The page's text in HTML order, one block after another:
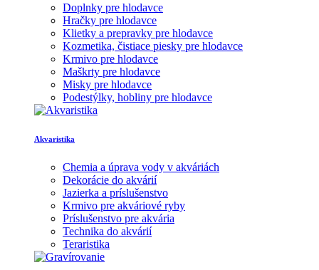
Doplnky pre hlodavce
Hračky pre hlodavce
Klietky a prepravky pre hlodavce
Kozmetika, čistiace piesky pre hlodavce
Krmivo pre hlodavce
Maškrty pre hlodavce
Misky pre hlodavce
Podestýlky, hobliny pre hlodavce
Akvaristika
Chemia a úprava vody v akváriách
Dekorácie do akvárií
Jazierka a príslušenstvo
Krmivo pre akváriové ryby
Príslušenstvo pre akvária
Technika do akvárií
Teraristika